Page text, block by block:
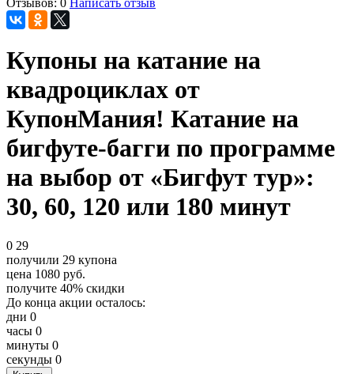
Отзывов: 0 Написать отзыв
Купоны на катание на
квадроциклах от
КупонМания! Катание на
бигфуте-багги по программе
на выбор от «Бигфут тур»:
30, 60, 120 или 180 минут
0 29
получили 29 купона
цена 1080 руб.
получите 40% скидки
До конца акции осталось:
дни 0
часы 0
минуты 0
секунды 0